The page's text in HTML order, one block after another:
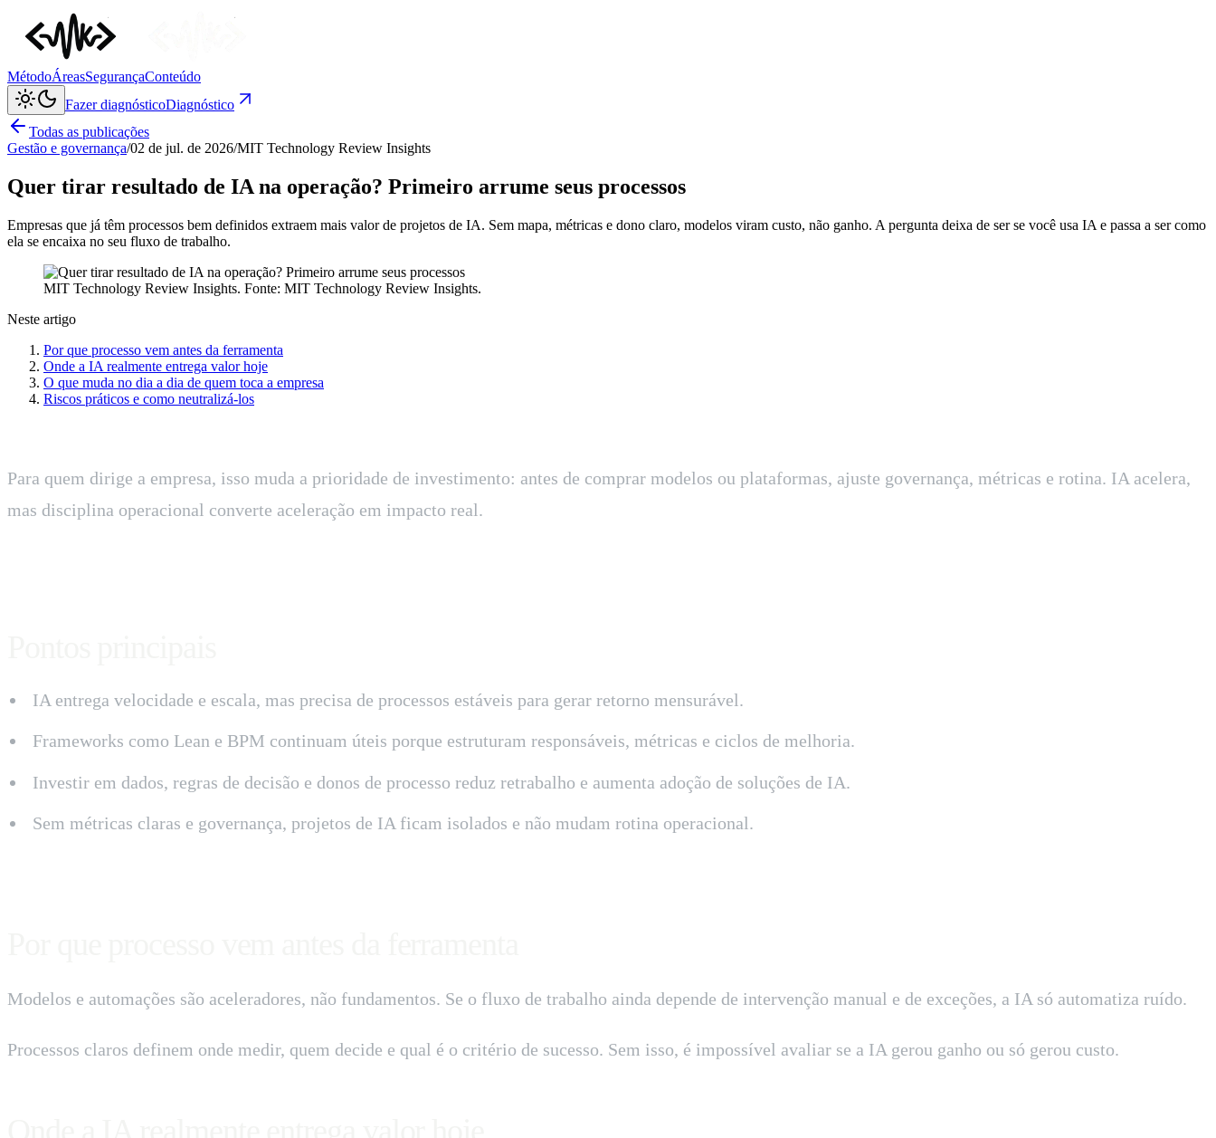
MétodoÁreasSegurançaConteúdo
Fazer diagnósticoDiagnóstico
Todas as publicações
Gestão e governança/02 de jul. de 2026/MIT Technology Review Insights
Quer tirar resultado de IA na operação? Primeiro arrume seus processos
Empresas que já têm processos bem definidos extraem mais valor de projetos de IA. Sem mapa, métricas e dono claro, modelos viram custo, não ganho. A pergunta deixa de ser se você usa IA e passa a ser como
ela se encaixa no seu fluxo de trabalho.
MIT Technology Review Insights. Fonte: MIT Technology Review Insights.
Neste artigo
Por que processo vem antes da ferramenta
Onde a IA realmente entrega valor hoje
O que muda no dia a dia de quem toca a empresa
Riscos práticos e como neutralizá-los
Para quem dirige a empresa, isso muda a prioridade de investimento: antes de comprar modelos ou plataformas, ajuste governança, métricas e rotina. IA acelera,
mas disciplina operacional converte aceleração em impacto real.
IA entrega velocidade e escala, mas precisa de processos estáveis para gerar retorno mensurável.
Frameworks como Lean e BPM continuam úteis porque estruturam responsáveis, métricas e ciclos de melhoria.
Investir em dados, regras de decisão e donos de processo reduz retrabalho e aumenta adoção de soluções de IA.
Sem métricas claras e governança, projetos de IA ficam isolados e não mudam rotina operacional.
Modelos e automações são aceleradores, não fundamentos. Se o fluxo de trabalho ainda depende de intervenção manual e de exceções, a IA só automatiza ruído.
Processos claros definem onde medir, quem decide e qual é o critério de sucesso. Sem isso, é impossível avaliar se a IA gerou ganho ou só gerou custo.